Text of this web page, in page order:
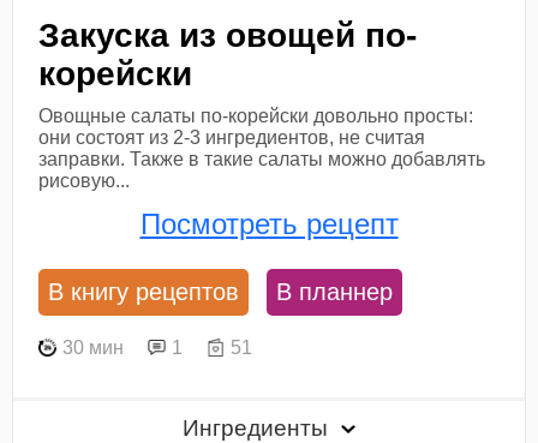
Закуска из овощей по-
корейски
Овощные салаты по-корейски довольно просты:
они состоят из 2-3 ингредиентов, не считая
заправки. Также в такие салаты можно добавлять
рисовую...
Посмотреть рецепт
В книгу рецептов В планнер
30 мин 1 51
Ингредиенты